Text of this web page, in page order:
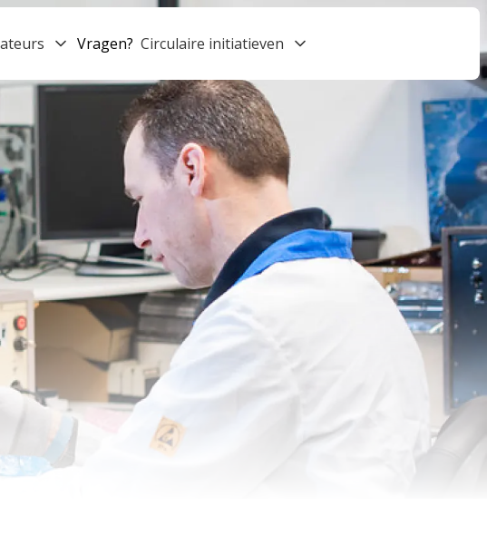
Vragen? Circulaire initiatieven